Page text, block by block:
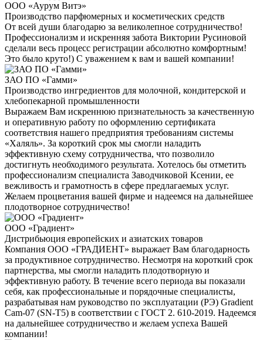
ООО «Аурум Витэ»
Производство парфюмерных и косметических средств
От всей души благодарю за великолепное сотрудничество!
Профессионализм и искренняя забота Виктории Русиновой
сделали весь процесс регистрации абсолютно комфортным!
Это было круто!) С уважением к вам и вашей компании!
ЗАО ПО «Гамми»
Производство ингредиентов для молочной, кондитерской и
хлебопекарной промышленности
Выражаем Вам искреннюю признательность за качественную
и оперативную работу по оформлению сертификата
соответствия нашего предприятия требованиям системы
«Халяль». За короткий срок мы смогли наладить
эффективную схему сотрудничества, что позволило
достигнуть необходимого результата. Хотелось бы отметить
профессионализм специалиста Заводчиковой Ксении, ее
вежливость и грамотность в сфере предлагаемых услуг.
Желаем процветания вашей фирме и надеемся на дальнейшее
плодотворное сотрудничество!
ООО «Градиент»
Дистрибьюция европейских и азиатских товаров
Компания ООО «ГРАДИЕНТ» выражает Вам благодарность
за продуктивное сотрудничество. Несмотря на короткий срок
партнерства, мы смогли наладить плодотворную и
эффективную работу. В течение всего периода вы показали
себя, как профессиональные и порядочные специалисты,
разрабатывая нам руководство по эксплуатации (РЭ) Gradient
Cam-07 (SN-T5) в соответствии с ГОСТ 2. 610-2019. Надеемся
на дальнейшее сотрудничество и желаем успеха Вашей
компании!